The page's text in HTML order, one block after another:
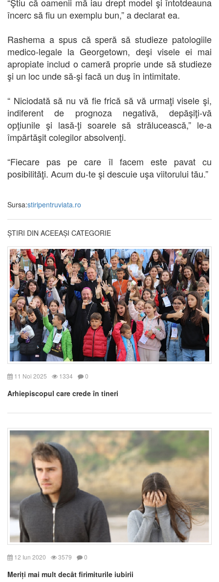
încerc să fiu un exemplu bun,” a declarat ea.
Rashema a spus că speră să studieze patologiile
medico-legale la Georgetown, deşi visele ei mai
apropiate includ o cameră proprie unde să studieze
şi un loc unde să-şi facă un duş în intimitate.
“ Niciodată să nu vă fie frică să vă urmaţi visele şi,
indiferent de prognoza negativă, depăşiţi-vă
opţiunile şi lasă-ţi soarele să strălucească,” le-a
împărtăşit colegilor absolvenţi.
“Fiecare pas pe care îl facem este pavat cu
posibilităţi. Acum du-te şi descuie uşa viitorului tău.”
Sursa:stiripentruviata.ro
ȘTIRI DIN ACEEAȘI CATEGORIE
11 Noi 2025 1334 0
Arhiepiscopul care crede în tineri
12 Iun 2020 3579 0
Meriți mai mult decât firimiturile iubirii